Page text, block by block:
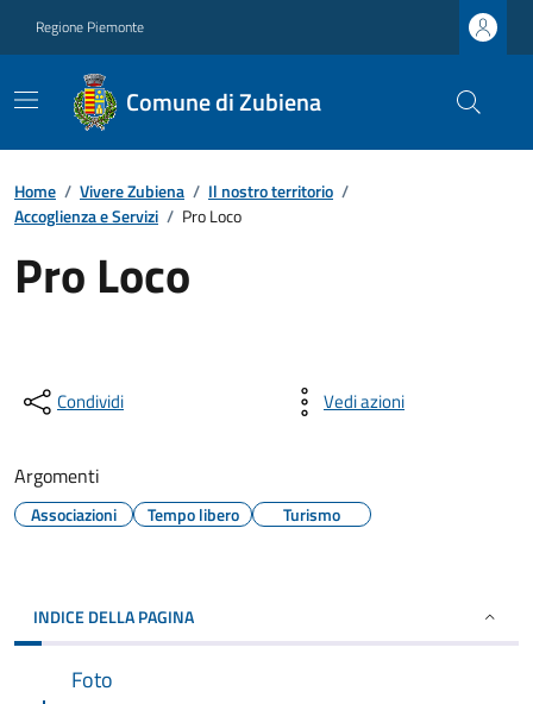
Regione Piemonte
Comune di Zubiena
Home / Vivere Zubiena / Il nostro territorio /
Accoglienza e Servizi / Pro Loco
Pro Loco
Condividi Vedi azioni
Argomenti
Associazioni Tempo libero Turismo
INDICE DELLA PAGINA
Foto